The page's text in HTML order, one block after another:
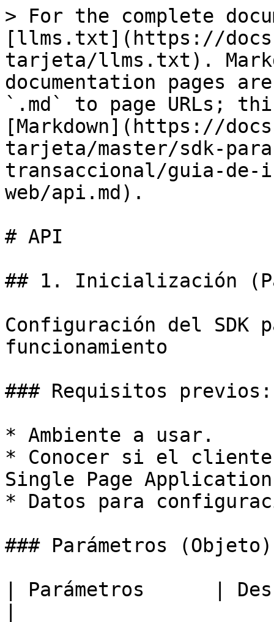
> For the complete
[llms.txt](https://
tarjeta/llms.txt).
documentation pages
`.md` to page URLs;
[Markdown](https://
tarjeta/master/sdk-
transaccional/guia-de-
web/api.md).
# API
## 1. Inicialización
Configuración del SDK
funcionamiento
### Requisitos previos:
* Ambiente a usar.
* Conocer si el
Single Page
* Datos para
### Parámetros (Objeto)
| Parámetros      |